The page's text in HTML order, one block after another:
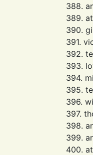
388.
389.
390.
391.
392.
393.
394.
395.
396.
397.
398.
399.
400.